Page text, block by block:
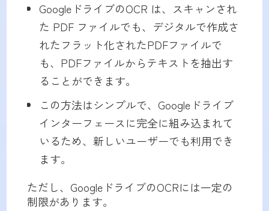
GoogleドライブのOCR は、スキャンされ
た PDF ファイルでも、デジタルで作成さ
れたフラット化されたPDFファイルで
も、PDFファイルからテキストを抽出す
ることができます。
この方法はシンプルで、Googleドライブ
インターフェースに完全に組み込まれて
いるため、新しいユーザーでも利用でき
ます。
ただし、GoogleドライブのOCRには一定の
制限があります。